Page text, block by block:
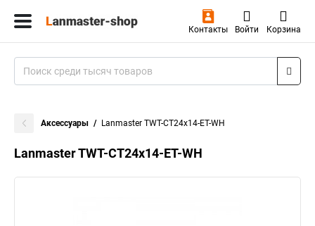
Контакты Войти Корзина
Аксессуары Lanmaster TWT-CT24x14-ET-WH
Lanmaster TWT-CT24x14-ET-WH